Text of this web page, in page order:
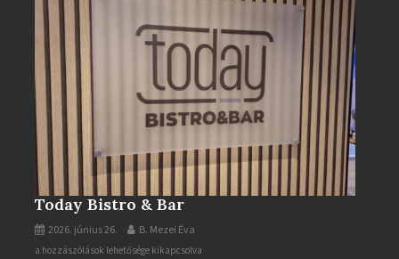
Today Bistro & Bar
2026. június 26. B. Mezei Éva
Today
a hozzászólások lehetősége kikapcsolva